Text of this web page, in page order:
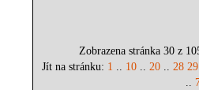
Zobrazena stránka 30 z
Jít na stránku: 1 .. 10 ..20 ..28 29
..